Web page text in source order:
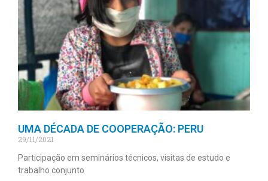
UMA DÉCADA DE COOPERAÇÃO: PERU
29/11/2021
Participação em seminários técnicos, visitas de estudo e
trabalho conjunto